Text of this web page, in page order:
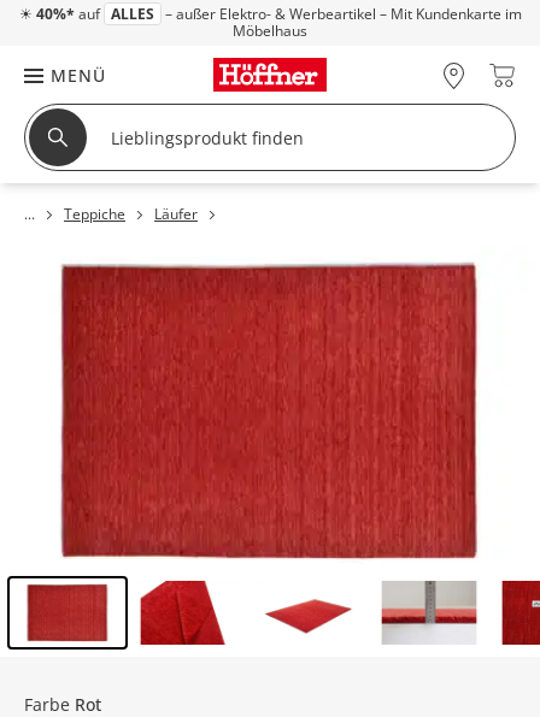
☀ 40%* auf ALLES – außer Elektro- & Werbeartikel – Mit Kundenkarte im
Möbelhaus
MENÜ
Teppiche Läufer
Farbe Rot